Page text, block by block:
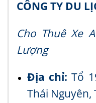
CÔNG TY DU
Cho Thuê Xe
Lượng
Địa chỉ: Tổ
Thái Nguyên,